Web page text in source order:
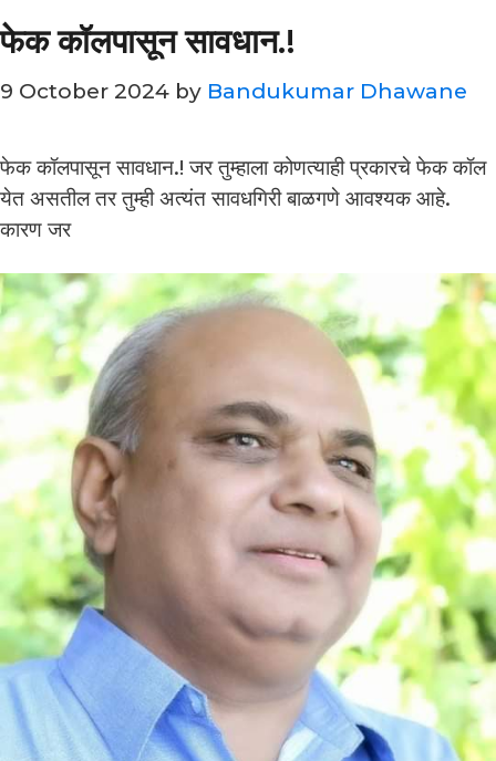
फेक कॉलपासून सावधान.!
9 October 2024 by Bandukumar Dhawane
फेक कॉलपासून सावधान.! जर तुम्हाला कोणत्याही प्रकारचे फेक कॉल
येत असतील तर तुम्ही अत्यंत सावधगिरी बाळगणे आवश्यक आहे.
कारण जर